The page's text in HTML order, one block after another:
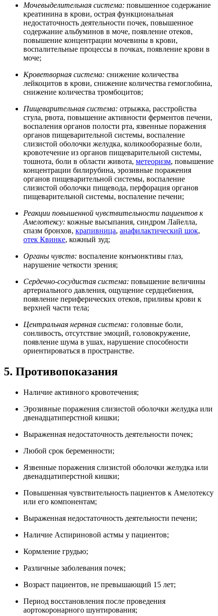
Мочевыделительная система: повышенное содержание
креатинина в крови, острая функциональная
недостаточность деятельности почек, повышенное
содержание альбуминов в моче, появление отеков,
повышение концентрации мочевины в крови,
воспалительные процессы в почках, появление крови в
моче;
Кроветворная система: снижение количества
лейкоцитов в крови, снижение количества гемоглобина,
снижение количества тромбоцитов;
Пищеварительная система: отрыжка, расстройства
стула, рвота, повышение активности ферментов печени,
воспаления органов полости рта, язвенные поражения
органов пищеварительной системы, воспаление
слизистой оболочки желудка, коликооборазные боли,
кровотечение из органов пищеварительной системы,
тошнота, боли в области живота, метеоризм, повышение
концентрации билирубина, эрозивные поражения
органов пищеварительной системы, воспаление
слизистой оболочки пищевода, перфорация органов
пищеварительной системы, воспаление печени;
Реакции повышенной чувствительности пациентов к
Амелотексу: кожные высыпания, синдром Лайелла,
спазм бронхов, крапивница, анафилактический шок,
отек Квинке, кожный зуд;
Органы чувств: воспаление конъюнктивы глаз,
нарушение четкости зрения;
Сердечно-сосудистая система: повышение величины
артериального давления, ощущение сердцебиения,
появление периферических отеков, приливы крови к
верхней части тела;
Центральная нервная система: головные боли,
сонливость, отсутствие эмоций, головокружение,
появление шума в ушах, нарушение способности
ориентироваться в пространстве.
5. Противопоказания
Наличие активного кровотечения;
Эрозивные поражения слизистой оболочки желудка или
двенадцатиперстной кишки;
Выраженная недостаточность деятельности почек;
Любой срок беременности;
Язвенные поражения слизистой оболочки желудка или
двенадцатиперстной кишки;
Повышенная чувствительность пациентов к Амелотексу
или его компонентам;
Выраженная недостаточность деятельности печени;
Наличие Аспириновой астмы у пациентов;
Кормление грудью;
Различные заболевания почек;
Возраст пациентов, не превышающий 15 лет;
Период восстановления после проведения
аортокоронарного шунтирования;